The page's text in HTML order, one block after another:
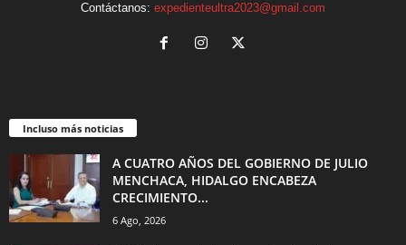
Contáctanos: expedienteultra2023@gmail.com
Incluso más noticias
A CUATRO AÑOS DEL GOBIERNO DE JULIO
MENCHACA, HIDALGO ENCABEZA
CRECIMIENTO...
6 Ago, 2026